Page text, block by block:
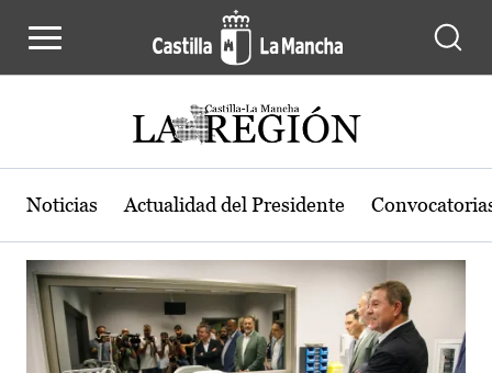
Actualidad de la región de Castilla-
Noticias Actualidad del Presidente